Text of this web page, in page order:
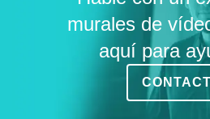
murales de
aquí para